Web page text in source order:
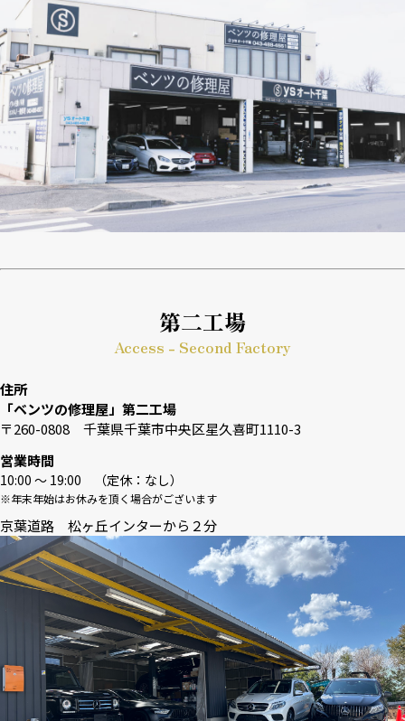
第二工場
Access - Second Factory
住所
「ベンツの修理屋」第二工場
〒260-0808 千葉県千葉市中央区星久喜町1110-3
営業時間
10:00 〜 19:00 （定休：なし）
※年末年始はお休みを頂く場合がございます
京葉道路 松ヶ丘インターから２分